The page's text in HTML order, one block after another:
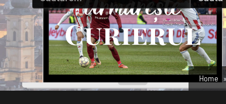
după:
Home